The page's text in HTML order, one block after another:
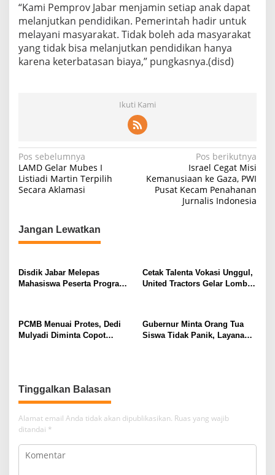
“Kami Pemprov Jabar menjamin setiap anak dapat
melanjutkan pendidikan. Pemerintah hadir untuk
melayani masyarakat. Tidak boleh ada masyarakat
yang tidak bisa melanjutkan pendidikan hanya
karena keterbatasan biaya,” pungkasnya.(disd)
Ikuti Kami
N
a
v
g
a
i
s
Pos sebelumnya
LAMD Gelar Mubes I
Listiadi Martin Terpilih
Secara Aklamasi
Pos berikutnya
Israel Cegat Misi
Kemanusiaan ke Gaza, PWI
Pusat Kecam Penahanan
Jurnalis Indonesia
Jangan Lewatkan
Disdik Jabar Melepas
Mahasiswa Peserta Program
Cetak Talenta Vokasi Unggul,
United Tractors Gelar Lomba
PCMB Menuai Protes, Dedi
Mulyadi Diminta Copot
Gubernur Minta Orang Tua
Siswa Tidak Panik, Layanan
Tinggalkan Balasan
Alamat email Anda tidak akan dipublikasikan. Ruas yang wajib
ditandai *